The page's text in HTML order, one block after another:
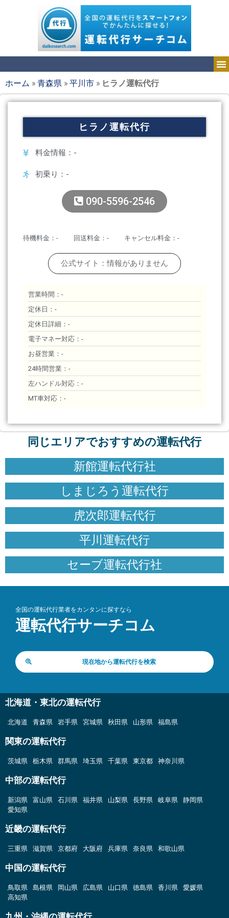
ホーム »青森県 »平川市 » ヒラノ運転代行
ヒラノ運転代行
料金情報：-
初乗り：-
090-5596-2546
待機料金：- 回送料金：- キャンセル料金：-
公式サイト：情報がありません
営業時間：-
定休日：-
定休日詳細：-
電子マネー対応：-
お昼営業：-
24時間営業：-
左ハンドル対応：-
MT車対応：-
同じエリアでおすすめの運転代行
新館運転代行社
しまじろう運転代行
虎次郎運転代行
平川運転代行
セーブ運転代行社
全国の運転代行業者をカンタンに探すなら
運転代行サーチコム
現在地から運転代行を検索
北海道・東北の運転代行
北海道 青森県 岩手県 宮城県 秋田県 山形県 福島県
関東の運転代行
茨城県 栃木県 群馬県 埼玉県 千葉県 東京都 神奈川県
中部の運転代行
新潟県 富山県 石川県 福井県 山梨県 長野県 岐阜県
静岡県
愛知県
近畿の運転代行
三重県 滋賀県 京都府 大阪府 兵庫県 奈良県 和歌山県
中国の運転代行
鳥取県 島根県 岡山県 広島県 山口県 徳島県 香川県
愛媛県
高知県